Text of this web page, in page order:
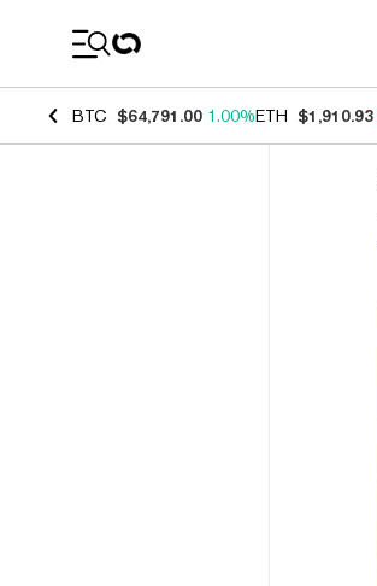
BTC $64,791.00 1.00%ETH $1,910.93